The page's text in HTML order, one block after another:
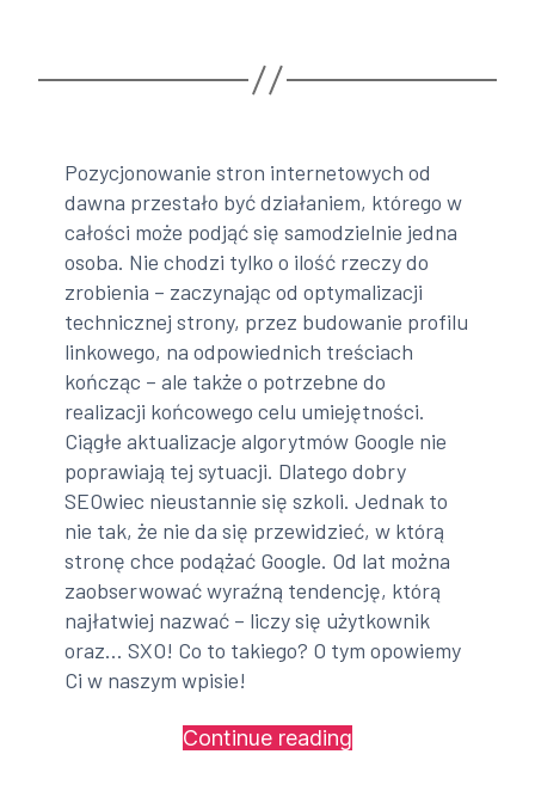
Pozycjonowanie stron internetowych od
dawna przestało być działaniem, którego w
całości może podjąć się samodzielnie jedna
osoba. Nie chodzi tylko o ilość rzeczy do
zrobienia – zaczynając od optymalizacji
technicznej strony, przez budowanie profilu
linkowego, na odpowiednich treściach
kończąc – ale także o potrzebne do
realizacji końcowego celu umiejętności.
Ciągłe aktualizacje algorytmów Google nie
poprawiają tej sytuacji. Dlatego dobry
SEOwiec nieustannie się szkoli. Jednak to
nie tak, że nie da się przewidzieć, w którą
stronę chce podążać Google. Od lat można
zaobserwować wyraźną tendencję, którą
najłatwiej nazwać – liczy się użytkownik
oraz… SXO! Co to takiego? O tym opowiemy
Ci w naszym wpisie!
Continue reading